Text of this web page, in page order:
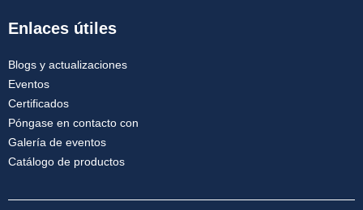
Enlaces útiles
Blogs y actualizaciones
Eventos
Certificados
Póngase en contacto con
Galería de eventos
Catálogo de productos